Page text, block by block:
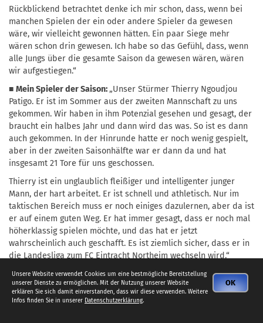
Rückblickend betrachtet denke ich mir schon, dass, wenn bei
manchen Spielen der ein oder andere Spieler da gewesen
wäre, wir vielleicht gewonnen hätten. Ein paar Siege mehr
wären schon drin gewesen. Ich habe so das Gefühl, dass, wenn
alle Jungs über die gesamte Saison da gewesen wären, wären
wir aufgestiegen.“
■ Mein Spieler der Saison: „Unser Stürmer Thierry Ngoudjou
Patigo. Er ist im Sommer aus der zweiten Mannschaft zu uns
gekommen. Wir haben in ihm Potenzial gesehen und gesagt, der
braucht ein halbes Jahr und dann wird das was. So ist es dann
auch gekommen. In der Hinrunde hatte er noch wenig gespielt,
aber in der zweiten Saisonhälfte war er dann da und hat
insgesamt 21 Tore für uns geschossen.
Thierry ist ein unglaublich fleißiger und intelligenter junger
Mann, der hart arbeitet. Er ist schnell und athletisch. Nur im
taktischen Bereich muss er noch einiges dazulernen, aber da ist
er auf einem guten Weg. Er hat immer gesagt, dass er noch mal
höherklassig spielen möchte, und das hat er jetzt
wahrscheinlich auch geschafft. Es ist ziemlich sicher, dass er in
die Landesliga zum FC Eintracht Northeim wechseln wird.“
■Mein Highlight der Saison: „Das Rückspiel gegen
Landolfshausen/Seulingen im April, was wir 5:3 gewonnen
haben. Da hatten wir genau elf Spieler im Kader, plus einen, der
OK
Unsere Website verwendet Cookies um eine bestmögliche Bereitstellung
unserer Dienste zu ermöglichen. Mit der Nutzung unserer Website
erklären Sie sich damit einverstanden, dass wir diese verwenden. Weitere
Infos finden Sie in unserer Datenschutzerklärung.